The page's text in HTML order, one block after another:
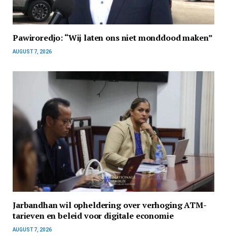
Pawiroredjo: “Wij laten ons niet monddood maken”
AUGUST 7, 2026
Jarbandhan wil opheldering over verhoging ATM-
tarieven en beleid voor digitale economie
AUGUST 7, 2026